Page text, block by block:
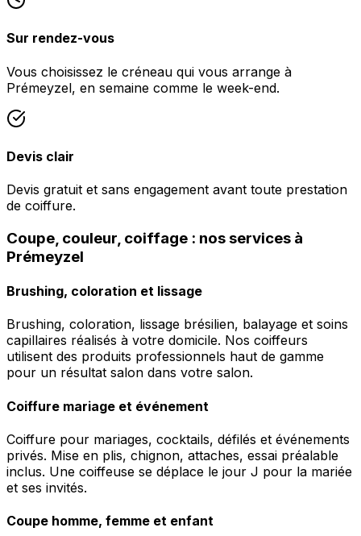
Sur rendez-vous
Vous choisissez le créneau qui vous arrange à
Prémeyzel, en semaine comme le week-end.
Devis clair
Devis gratuit et sans engagement avant toute prestation
de coiffure.
Coupe, couleur, coiffage : nos services à
Prémeyzel
Brushing, coloration et lissage
Brushing, coloration, lissage brésilien, balayage et soins
capillaires réalisés à votre domicile. Nos coiffeurs
utilisent des produits professionnels haut de gamme
pour un résultat salon dans votre salon.
Coiffure mariage et événement
Coiffure pour mariages, cocktails, défilés et événements
privés. Mise en plis, chignon, attaches, essai préalable
inclus. Une coiffeuse se déplace le jour J pour la mariée
et ses invités.
Coupe homme, femme et enfant